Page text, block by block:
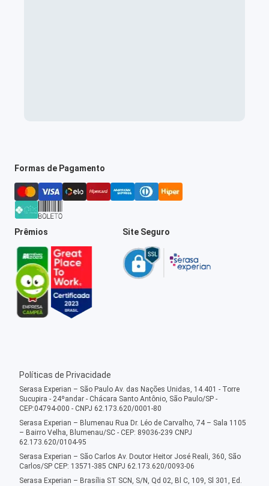
Formas de Pagamento
Prêmios Site Seguro
Políticas de Privacidade
Serasa Experian – São Paulo Av. das Nações Unidas, 14.401 - Torre
Sucupira - 24ºandar - Chácara Santo Antônio, São Paulo/SP -
CEP:04794-000 - CNPJ 62.173.620/0001-80
Serasa Experian – Blumenau Rua Dr. Léo de Carvalho, 74 – Sala 1105
– Bairro Velha, Blumenau/SC - CEP: 89036-239 CNPJ
62.173.620/0104-95
Serasa Experian – São Carlos Av. Doutor Heitor José Reali, 360, São
Carlos/SP CEP: 13571-385 CNPJ 62.173.620/0093-06
Serasa Experian – Brasília ST SCN, S/N, Qd 02, Bl C, 109, Sl 301, Ed.